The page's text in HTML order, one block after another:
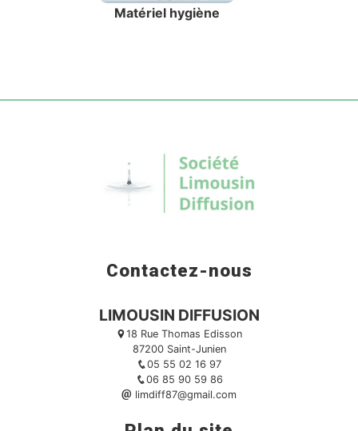
Matériel hygiène
Contactez-nous
LIMOUSIN DIFFUSION
18 Rue Thomas Edisson
87200 Saint-Junien
05 55 02 16 97
06 85 90 59 86
limdiff87@gmail.com